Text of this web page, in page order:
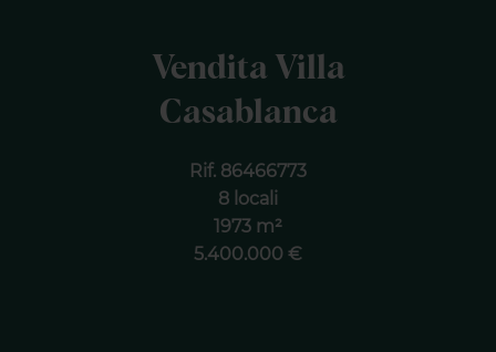
Vendita Villa
Casablanca
Rif. 86466773
8 locali
1973 m²
5.400.000 €